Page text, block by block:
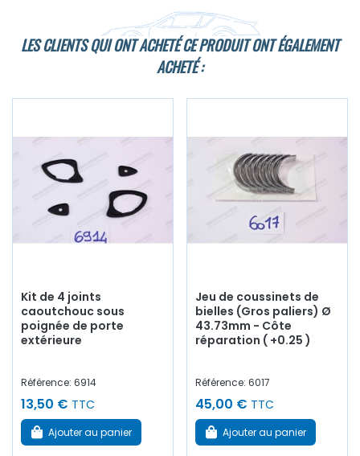
LES CLIENTS QUI ONT ACHETÉ CE PRODUIT ONT ÉGALEMENT
ACHETÉ :
Kit de 4 joints
caoutchouc sous
poignée de porte
extérieure
Référence: 6914
13,50 € TTC
Ajouter au panier
Jeu de coussinets de
bielles (Gros paliers) Ø
43.73mm - Côte
réparation ( +0.25 )
Référence: 6017
45,00 € TTC
Ajouter au panier